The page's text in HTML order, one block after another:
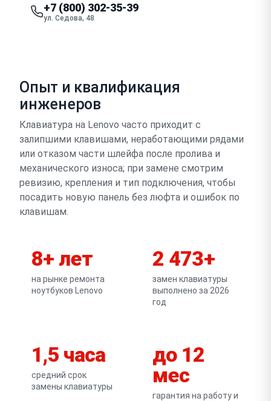
+7 (800) 302-35-39
ул. Седова, 48
Опыт и квалификация
инженеров
Клавиатура на Lenovo часто приходит с
залипшими клавишами, неработающими рядами
или отказом части шлейфа после пролива и
механического износа; при замене смотрим
ревизию, крепления и тип подключения, чтобы
посадить новую панель без люфта и ошибок по
клавишам.
8+ лет
на рынке ремонта
ноутбуков Lenovo
2 473+
замен клавиатуры
выполнено за 2026
год
1,5 часа
средний срок
замены клавиатуры
до 12
мес
гарантия на работу и